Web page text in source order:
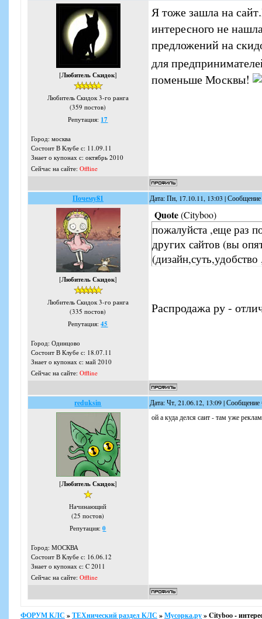
[Любитель Скидок]
Любитель Скидок 3-го ранга
(359 постов)
Репутация: 17
Город: москва
Состоит В Клубе с: 11.09.11
Знает о купонах с: октябрь 2010
Сейчас на сайте: Offline
Я тоже зашла на
интересного не
предложений на
для
поменьше Москвы!
Почему81 Дата: Пн, 17.10.11, 13:03 |
[Любитель Скидок]
Любитель Скидок 3-го ранга
(335 постов)
Репутация:45
Город: Одинцово
Состоит В Клубе с: 18.07.11
Знает о купонах с: май 2010
Сейчас на сайте: Offline
Quote(Cityboo)
пожалуйста ,еще раз
других сайтов (вы
(дизайн,суть,удобство
Распродажа ру -
reduksin Дата: Чт, 21.06.12, 13:09 |
[Любитель Скидок]
Начинающий
(25 постов)
Репутация:0
Город: МОСКВА
Состоит В Клубе с: 16.06.12
Знает о купонах с: C 2011
Сейчас на сайте: Offline
ой а куда делся саит - там уже
ФОРУМ КЛС »ТЕХнический раздел КЛС »Мусорка.ру»Cityboo -